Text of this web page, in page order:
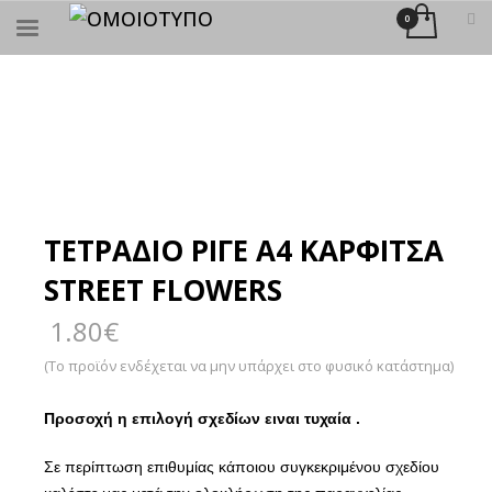
ΑΝΑΖΉΤΗΣΗ
ΤΕΤΡΑΔΙΟ ΡΙΓΕ Α4 ΚΑΡΦΙΤΣΑ
STREET FLOWERS
1.80€
(Το προϊόν ενδέχεται να μην υπάρχει στο φυσικό κατάστημα)
Προσοχή η επιλογή σχεδίων ειναι τυχαία .
Σε περίπτωση επιθυμίας κάποιου συγκεκριμένου σχεδίου